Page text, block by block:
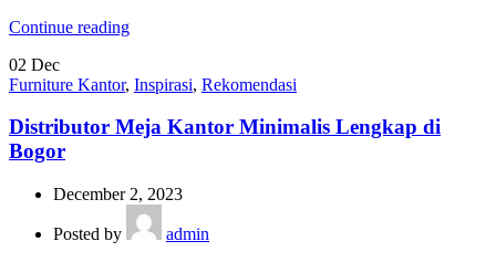
Continue reading
02 Dec
Furniture Kantor, Inspirasi, Rekomendasi
Distributor Meja Kantor Minimalis Lengkap di
Bogor
December 2, 2023
Posted by
admin